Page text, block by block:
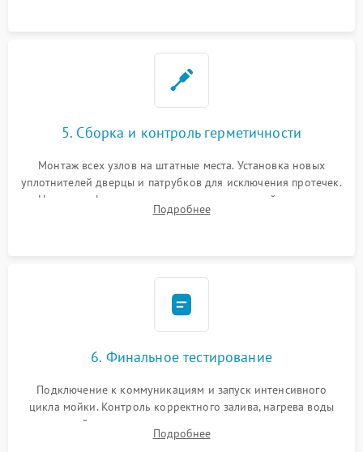
5. Сборка и контроль герметичности
Монтаж всех узлов на штатные места. Установка новых
уплотнителей дверцы и патрубков для исключения протечек.
Надежная фиксация хомутов гидравлической системы,
сборка корпуса и установка датчика поплавка.
Подробнее
6. Финальное тестирование
Подключение к коммуникациям и запуск интенсивного
цикла мойки. Контроль корректного залива, нагрева воды
до нужной температуры, отсутствия посторонних шумов,
штатного слива и абсолютной сухости в поддоне.
Подробнее